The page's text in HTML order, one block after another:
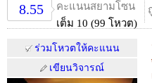
8.55
คะแนนสยามโซน
เต็ม 10 (99 โหวต)
ร่วมโหวตให้คะแนน
เขียนวิจารณ์